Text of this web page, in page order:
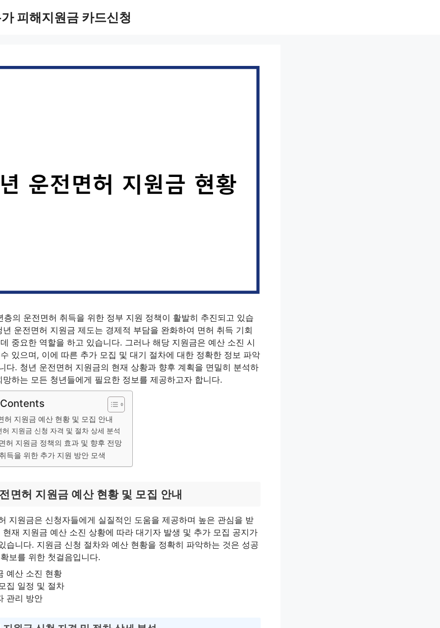
피해지원금 카드신청
층의 운전면허 취득을 위한 정부 지원 정책이 활발히 추진되고 있습
년 운전면허 지원금 제도는 경제적 부담을 완화하여 면허 취득 기회
중요한 역할을 하고 있습니다. 그러나 해당 지원금은 예산 소진 시
있으며, 이에 따른 추가 모집 및 대기 절차에 대한 정확한 정보 파악
다. 청년 운전면허 지원금의 현재 상황과 향후 계획을 면밀히 분석하
망하는 모든 청년들에게 필요한 정보를 제공하고자 합니다.
허 지원금 예산 현황 및 모집 안내
허 지원금 신청 자격 및 절차 상세 분석
허 지원금 정책의 효과 및 향후 전망
득을 위한 추가 지원 방안 모색
면허 지원금 예산 현황 및 모집 안내
지원금은 신청자들에게 실질적인 도움을 제공하며 높은 관심을 받
현재 지원금 예산 소진 상황에 따라 대기자 발생 및 추가 모집 공지가
습니다. 지원금 신청 절차와 예산 현황을 정확히 파악하는 것은 성공
보를 위한 첫걸음입니다.
예산 소진 현황
집 일정 및 절차
관리 방안